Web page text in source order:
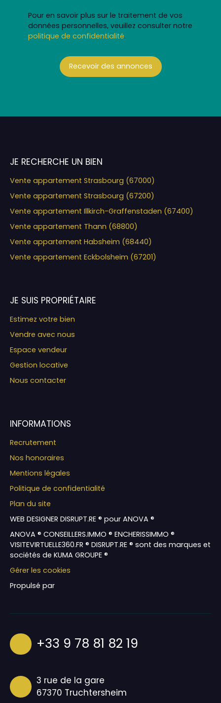
Pour en savoir plus sur le traitement de vos
données personnelles, veuillez consulter notre
politique de confidentialité.
Recevoir des annonces
JE RECHERCHE UN BIEN
Vente appartement Strasbourg (67000)
Vente appartement Strasbourg (67200)
Vente appartement Illkirch-Graffenstaden (67400)
Vente appartement Thann (68800)
Vente appartement Habsheim (68440)
Vente appartement Eckbolsheim (67201)
JE SUIS PROPRIÉTAIRE
Estimez votre bien
Vendre avec nous
Espace vendeur
Gestion locative
Nous contacter
INFORMATIONS
Recrutement
Nos honoraires
Mentions légales
Politique de confidentialité
Plan du site
WEB DESIGNER DISRUPT.RE ® pour ANOVA ®
ANOVA ® CONSEILLERS.IMMO ® ENCHERISSIMMO ®
VISITEVIRTUELLE360.FR ® DISRUPT.RE ® sont des marques et
sociétés de KUMA GROUPE ®
Gérer les cookies
Propulsé par
+33 9 78 81 82 19
3 rue de la gare
67370 Truchtersheim